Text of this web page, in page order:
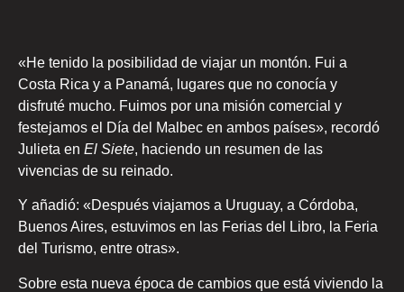
«He tenido la posibilidad de viajar un montón. Fui a
Costa Rica y a Panamá, lugares que no conocía y
disfruté mucho. Fuimos por una misión comercial y
festejamos el Día del Malbec en ambos países», recordó
Julieta en El Siete, haciendo un resumen de las
vivencias de su reinado.
Y añadió: «Después viajamos a Uruguay, a Córdoba,
Buenos Aires, estuvimos en las Ferias del Libro, la Feria
del Turismo, entre otras».
Sobre esta nueva época de cambios que está viviendo la